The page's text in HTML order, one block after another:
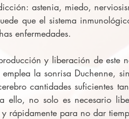
astenia, miedo,
que el sistema
enfermedades.
y liberación de este
la sonrisa Duchenne,
cantidades suficientes
ello, no solo es necesario
rápidamente para no dar